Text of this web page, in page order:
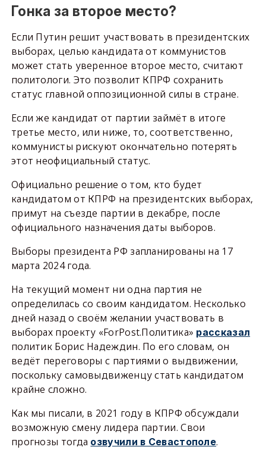
Гонка за второе место?
Если Путин решит участвовать в президентских
выборах, целью кандидата от коммунистов
может стать уверенное второе место, считают
политологи. Это позволит КПРФ сохранить
статус главной оппозиционной силы в стране.
Если же кандидат от партии займёт в итоге
третье место, или ниже, то, соответственно,
коммунисты рискуют окончательно потерять
этот неофициальный статус.
Официально решение о том, кто будет
кандидатом от КПРФ на президентских выборах,
примут на съезде партии в декабре, после
официального назначения даты выборов.
Выборы президента РФ запланированы на 17
марта 2024 года.
На текущий момент ни одна партия не
определилась со своим кандидатом. Несколько
дней назад о своём желании участвовать в
выборах проекту «ForPost.Политика» рассказал
политик Борис Надеждин. По его словам, он
ведёт переговоры с партиями о выдвижении,
поскольку самовыдвиженцу стать кандидатом
крайне сложно.
Как мы писали, в 2021 году в КПРФ обсуждали
возможную смену лидера партии. Свои
прогнозы тогда озвучили в Севастополе.